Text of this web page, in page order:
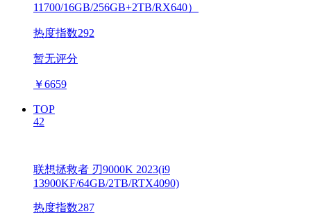
11700/16GB/256GB+2TB/RX640）
热度指数292
暂无评分
￥6659
TOP
42
联想拯救者 刃9000K 2023(i9
13900KF/64GB/2TB/RTX4090)
热度指数287